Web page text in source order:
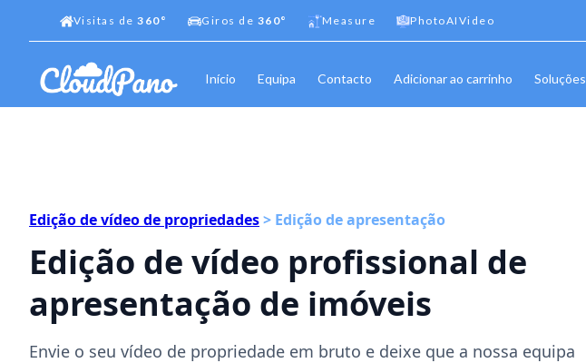
Visitas de360° Giros de 360° Measure PhotoAIVideo
Início Equipa Contacto Adicionar ao carrinho Soluções
Edição de vídeo de propriedades> Edição de apresentação
Edição de vídeo profissional de
apresentação de imóveis
Envie o seu vídeo de propriedade em bruto e deixe que a nossa equipa